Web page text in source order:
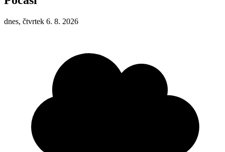
dnes, čtvrtek 6. 8. 2026